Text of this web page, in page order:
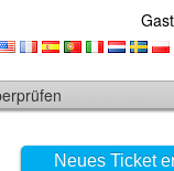
Neues Ticket